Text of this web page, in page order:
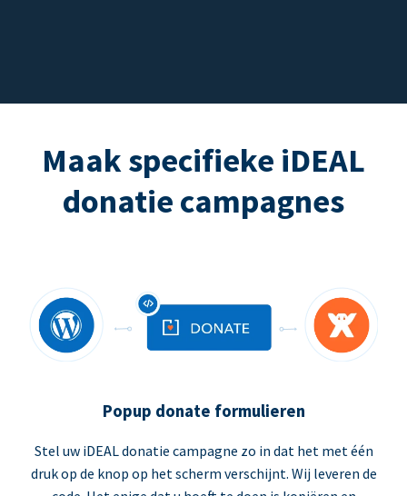
Maak specifieke iDEAL
donatie campagnes
Popup donate formulieren
Stel uw iDEAL donatie campagne zo in dat het met één
druk op de knop op het scherm verschijnt. Wij leveren de